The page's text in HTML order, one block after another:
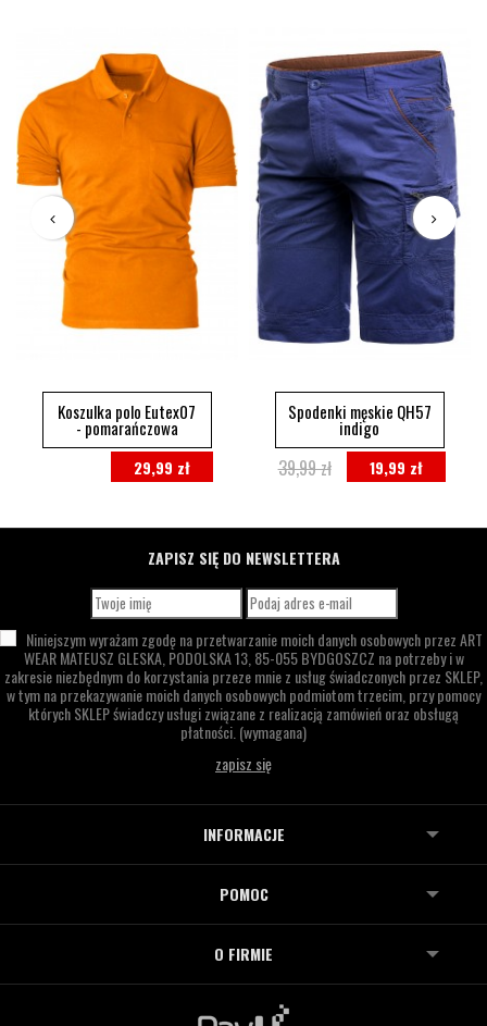
Koszulka polo Eutex07
- pomarańczowa
29,99 zł
Spodenki męskie QH57
indigo
19,99 zł
39,99 zł
ZAPISZ SIĘ DO NEWSLETTERA
Niniejszym wyrażam zgodę na przetwarzanie moich danych osobowych przezART
WEAR MATEUSZ GLESKA,PODOLSKA 13,85-055 BYDGOSZCZ na potrzeby i w
zakresie niezbędnym do korzystania przeze mnie z usług świadczonych przez SKLEP,
w tym na przekazywanie moich danych osobowych podmiotom trzecim, przy pomocy
których SKLEP świadczy usługi związane z realizacją zamówień oraz obsługą
płatności.(wymagana)
INFORMACJE
POMOC
O FIRMIE